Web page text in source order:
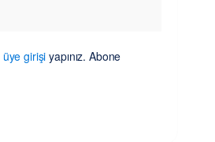
üye girişi yapınız. Abone